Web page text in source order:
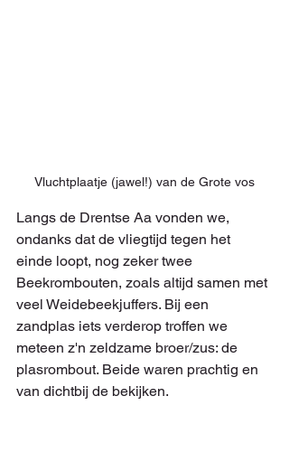
Vluchtplaatje (jawel!) van de Grote vos
Langs de Drentse Aa vonden we,
ondanks dat de vliegtijd tegen het
einde loopt, nog zeker twee
Beekrombouten, zoals altijd samen met
veel Weidebeekjuffers. Bij een
zandplas iets verderop troffen we
meteen z'n zeldzame broer/zus: de
plasrombout. Beide waren prachtig en
van dichtbij de bekijken.